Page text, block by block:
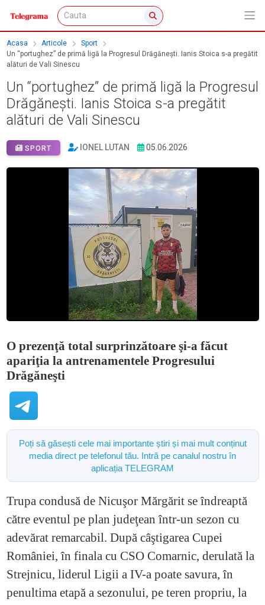
Acasa Articole
Sport
Un “portughez” de primă ligă la Progresul Drăgăneşti. Ianis Stoica s-a pregătit
alături de Vali Sinescu
Un “portughez” de primă ligă la Progresul
Drăgăneşti. Ianis Stoica s-a pregătit
alături de Vali Sinescu
SPORT IONEL LUTAN 05.06.2026
O prezenţă total surprinzătoare şi-a făcut
apariţia la antrenamentele Progresului
Drăgăneşti
Poți să găsești cele mai importante știri și mai mult conținut
media direct pe telefonul tău. Intră pe canalul nostru în
aplicația TELEGRAM
Trupa condusă de Nicuşor Mărgărit se îndreaptă
către eventul pe plan judeţean într-un sezon cu
adevărat remarcabil. După câştigarea Cupei
României, în finala cu CSO Comarnic, derulată la
Strejnicu, liderul Ligii a IV-a poate savura, în
penultima etapă a sezonului, pe teren propriu, la